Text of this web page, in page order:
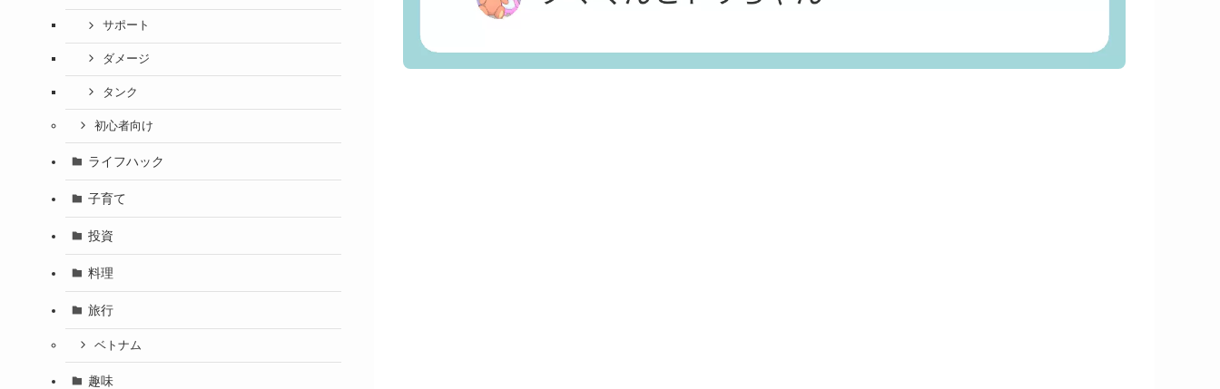
サポート
ダメージ
タンク
初心者向け
ライフハック
子育て
投資
料理
旅行
ベトナム
趣味